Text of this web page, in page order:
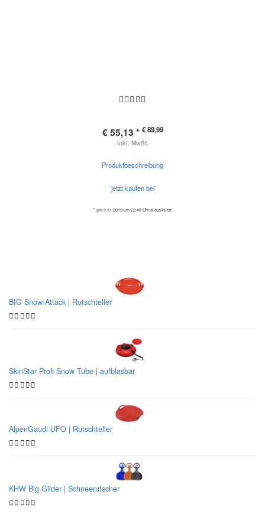
€ 55,13 * € 89,99
inkl. MwSt.
Produktbeschreibung
jetzt kaufen bei
* am 3.11.2019 um 22:48 Uhr aktualisiert
BIG Snow-Attack | Rutschteller
SkinStar Profi Snow Tube | aufblasbar
AlpenGaudi UFO | Rutschteller
KHW Big Glider | Schneerutscher